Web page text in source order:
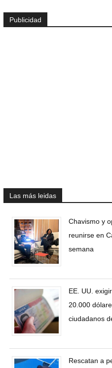
Publicidad
Las más leidas
Chavismo y
reunirse en
semana
EE. UU.
20.000
ciudadanos
Rescatan a